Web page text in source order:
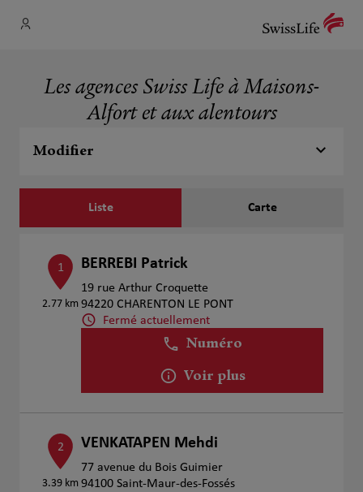
Les agences Swiss Life à Maisons-
Alfort et aux alentours
Modifier
Liste Carte
1
2.77 km
BERREBI Patrick
19 rue Arthur Croquette
94220 CHARENTON LE PONT
Fermé actuellement
Numéro
Voir plus
2
3.39 km
VENKATAPEN Mehdi
77 avenue du Bois Guimier
94100 Saint-Maur-des-Fossés